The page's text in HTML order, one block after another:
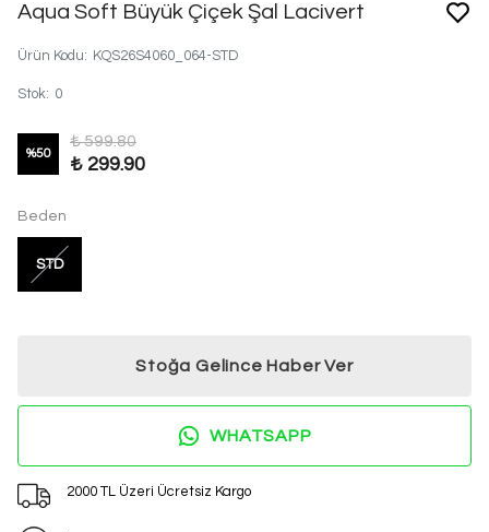
Aqua Soft Büyük Çiçek Şal Lacivert
Ürün Kodu: KQS26S4060_064-STD
Stok: 0
%50
₺ 599.80
₺ 299.90
Beden
STD
Stoğa Gelince Haber Ver
WHATSAPP
2000 TL Üzeri Ücretsiz Kargo